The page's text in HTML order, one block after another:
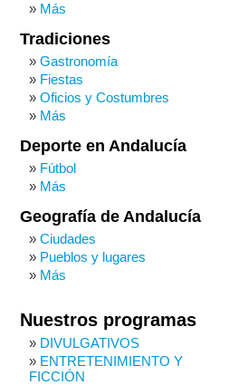
Más
Tradiciones
Gastronomía
Fiestas
Oficios y Costumbres
Más
Deporte en Andalucía
Fútbol
Más
Geografía de Andalucía
Ciudades
Pueblos y lugares
Más
Nuestros programas
DIVULGATIVOS
ENTRETENIMIENTO Y
FICCIÓN